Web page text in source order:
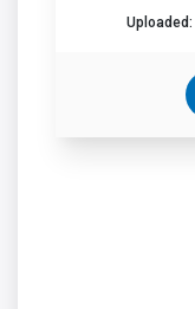
Uploaded: